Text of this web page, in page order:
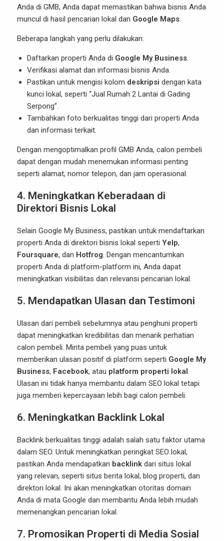
Anda di GMB, Anda dapat memastikan bahwa bisnis Anda
muncul di hasil pencarian lokal dan Google Maps.
Beberapa langkah yang perlu dilakukan:
Daftarkan properti Anda di Google My Business.
Verifikasi alamat dan informasi bisnis Anda.
Pastikan untuk mengisi kolom deskripsi dengan kata
kunci lokal, seperti “Jual Rumah 2 Lantai di Gading
Serpong”.
Tambahkan foto berkualitas tinggi dari properti Anda
dan informasi terkait.
Dengan mengoptimalkan profil GMB Anda, calon pembeli
dapat dengan mudah menemukan informasi penting
seperti alamat, nomor telepon, dan jam operasional.
4. Meningkatkan Keberadaan di
Direktori Bisnis Lokal
Selain Google My Business, pastikan untuk mendaftarkan
properti Anda di direktori bisnis lokal seperti Yelp,
Foursquare, dan Hotfrog. Dengan mencantumkan
properti Anda di platform-platform ini, Anda dapat
meningkatkan visibilitas dan relevansi pencarian lokal.
5. Mendapatkan Ulasan dan Testimoni
Ulasan dari pembeli sebelumnya atau penghuni properti
dapat meningkatkan kredibilitas dan menarik perhatian
calon pembeli. Minta pembeli yang puas untuk
memberikan ulasan positif di platform seperti Google My
Business, Facebook, atau platform properti lokal.
Ulasan ini tidak hanya membantu dalam SEO lokal tetapi
juga memberi kepercayaan lebih bagi calon pembeli.
6. Meningkatkan Backlink Lokal
Backlink berkualitas tinggi adalah salah satu faktor utama
dalam SEO. Untuk meningkatkan peringkat SEO lokal,
pastikan Anda mendapatkan backlink dari situs lokal
yang relevan, seperti situs berita lokal, blog properti, dan
direktori lokal. Ini akan meningkatkan otoritas domain
Anda di mata Google dan membantu Anda lebih mudah
memenangkan pencarian lokal.
7. Promosikan Properti di Media Sosial